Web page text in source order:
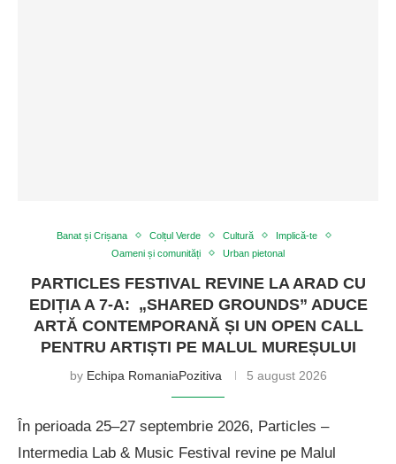
Banat și Crișana Colțul Verde Cultură
Implică-te
Oameni și comunități
Urban pietonal
PARTICLES FESTIVAL REVINE LA ARAD CU
EDIȚIA A 7-A: „SHARED GROUNDS” ADUCE
ARTĂ CONTEMPORANĂ ȘI UN OPEN CALL
PENTRU ARTIȘTI PE MALUL MUREȘULUI
by Echipa RomaniaPozitiva 5 august 2026
În perioada 25–27 septembrie 2026, Particles –
Intermedia Lab & Music Festival revine pe Malul